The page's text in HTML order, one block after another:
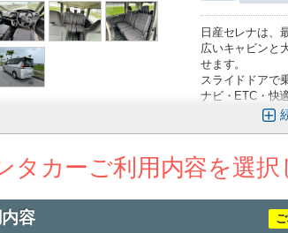
日産セレナは、
広いキャビンと
せます。
スライドドアで
ナビ・ETC・快
お車の紹介
■送迎運行時間
９：３０～１
（例：９：０
※１時間おき
タカーご利用内容を選択
容